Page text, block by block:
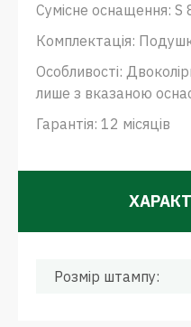
Сумісне оснащення: S
Комплектація:
Особливості:
лише з вказаною
Гарантія: 12 місяців
Розмір штампу: